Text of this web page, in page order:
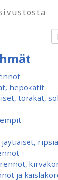
hepokatit
torakat,
jäytiäiset,
ja